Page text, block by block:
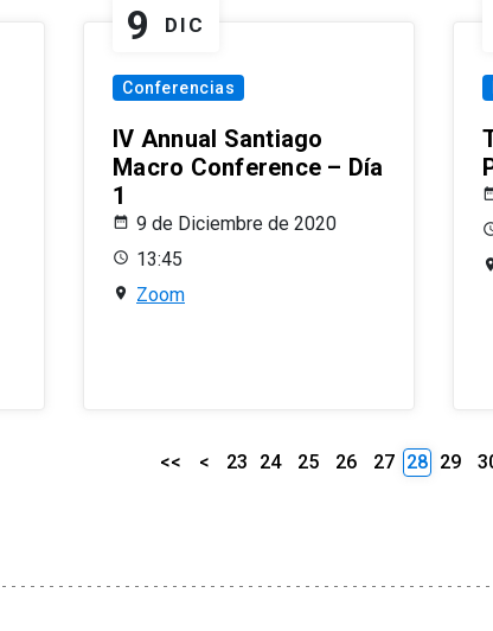
9 DIC
Conferencias
IV Annual Santiago
Macro Conference – Día
1
9 de Diciembre de 2020
13:45
Zoom
<< < 23 24 25 26 27 28 29